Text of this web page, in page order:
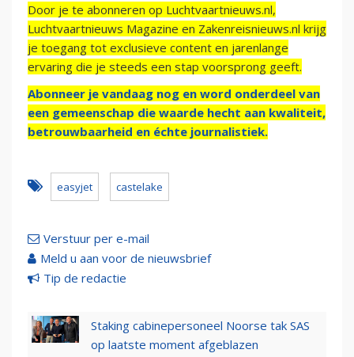
Door je te abonneren op Luchtvaartnieuws.nl,
Luchtvaartnieuws Magazine en Zakenreisnieuws.nl krijg
je toegang tot exclusieve content en jarenlange
ervaring die je steeds een stap voorsprong geeft.
Abonneer je vandaag nog en word onderdeel van
een gemeenschap die waarde hecht aan kwaliteit,
betrouwbaarheid en échte journalistiek.
easyjet castelake
Verstuur per e-mail
Meld u aan voor de nieuwsbrief
Tip de redactie
Staking cabinepersoneel Noorse tak SAS
op laatste moment afgeblazen